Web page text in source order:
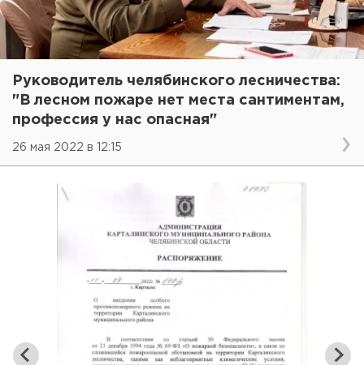
Руководитель челябинского лесничества:
"В лесном пожаре нет места сантиментам,
профессия у нас опасная"
26 мая 2022 в 12:15